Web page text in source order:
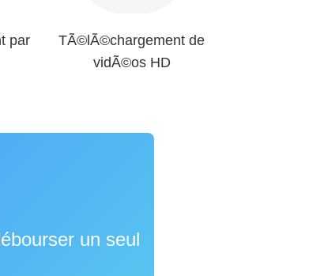
par
TÃ©lÃ©chargement de
vidÃ©os HD
un seul